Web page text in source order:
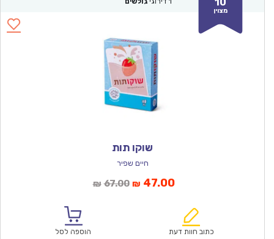
מצוין
שוקו תות
חיים שפיר
₪ 67.00המחיר
₪67.00.
₪ 47.00המחיר
הוא:
כתוב חוות דעת הוספה לסל